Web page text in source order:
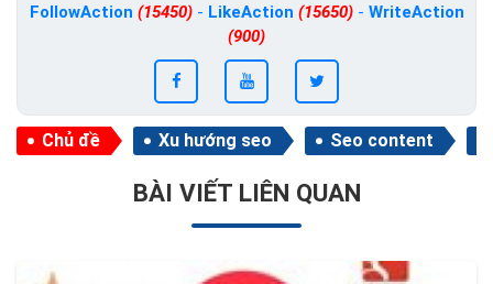
FollowAction (15450)- LikeAction (15650)- WriteAction
(900)
Chủ đề Xu hướng seo Seo content
BÀI VIẾT LIÊN QUAN